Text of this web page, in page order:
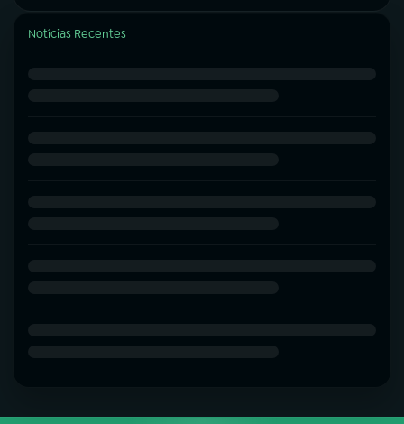
Notícias Recentes